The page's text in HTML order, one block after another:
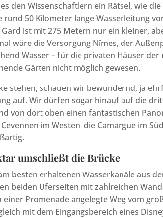
den Wissenschaftlern ein Rätsel, wie
50 Kilometer lange Wasserleitung
ist mit 275 Metern nur ein kleiner,
wäre die Versorgung Nîmes, der
Wasser – für die privaten Häuser
Gärten nicht möglich gewesen.
stehen, schauen wir bewundernd, ja
auf. Wir dürfen sogar hinauf auf die
von dort oben einen fantastischen
im Westen, die Camargue im
umschließt die Brücke
besten erhaltenen Wasserkanäle aus
beiden Uferseiten mit zahlreichen
Promenade angelegte Weg vom
mit dem Eingangsbereich eines